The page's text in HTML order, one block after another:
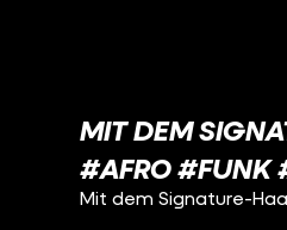
MIT DEM
#AFRO #FUNK
Mit dem Signature-